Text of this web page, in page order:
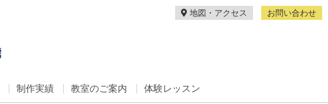
地図・アクセス お問い合わせ
制作実績 教室のご案内 体験レッスン